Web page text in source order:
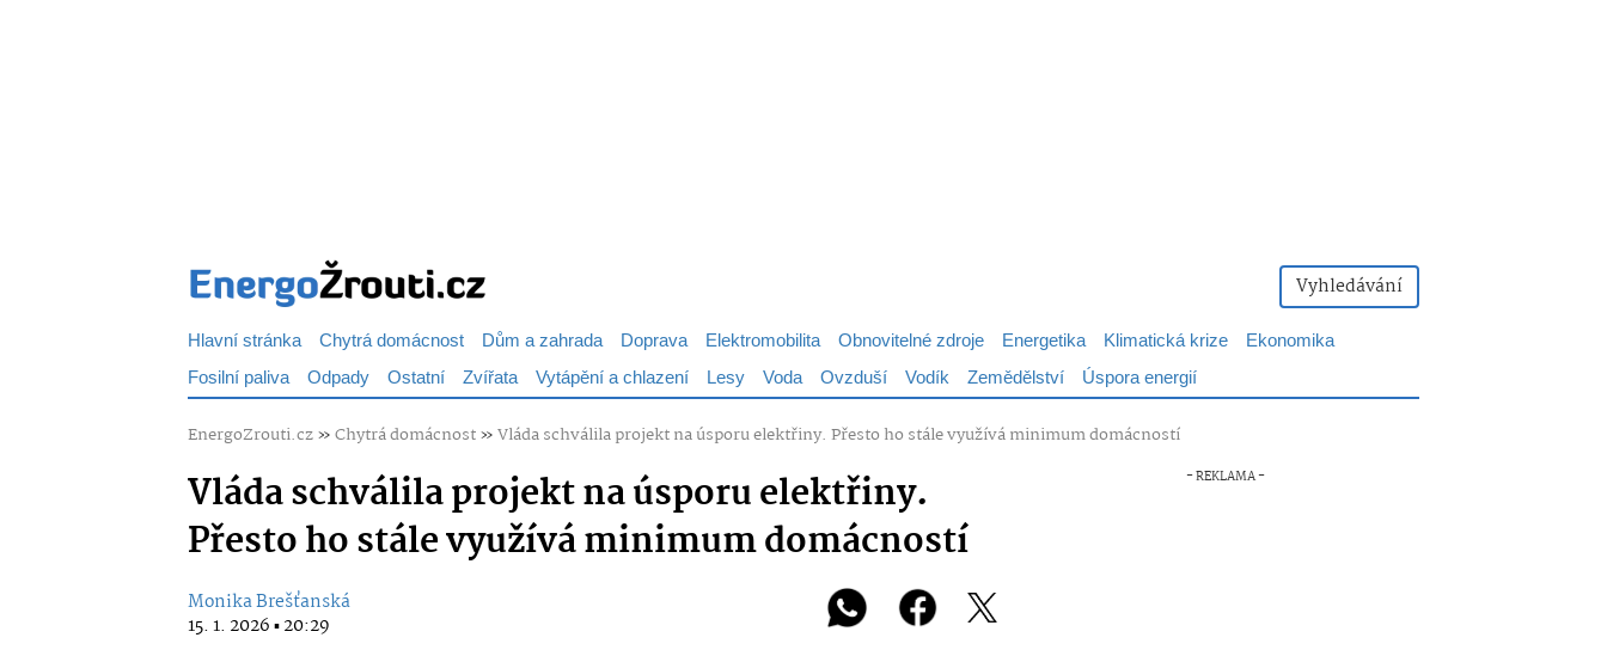
Vyhledávání
Hlavní stránka Chytrá domácnost Dům a zahrada Doprava Elektromobilita Obnovitelné zdroje Energetika Klimatická krize
Ekonomika
Fosilní paliva Odpady Ostatní Zvířata Vytápění a chlazení Lesy Voda Ovzduší Vodík Zemědělství Úspora energií
EnergoZrouti.cz»Chytrá domácnost»Vláda schválila projekt na úsporu elektřiny. Přesto ho stále využívá minimum domácností
Vláda schválila projekt na úsporu elektřiny.
Přesto ho stále využívá minimum domácností
Monika Brešťanská
15. 1. 2026 ▪ 20:29